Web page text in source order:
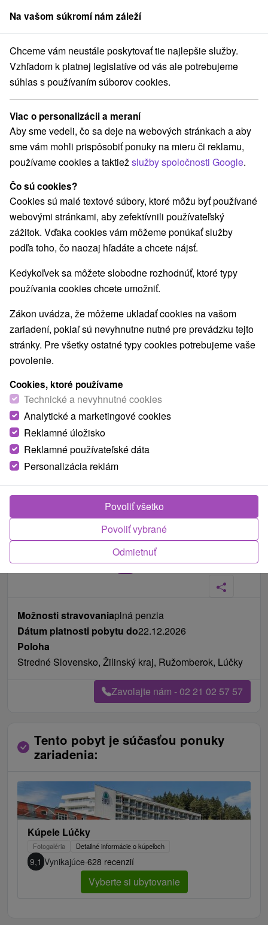
člen skupinySorger
Pobyt KLASIK: Najobľúbenejší pobyt zameraný na liečbu a
Pobyt KLASIK: Najobľúbenejší
pobyt zameraný na liečbu a
prevenciu chorôb
Kúpele Lúčky Lúčky
Navigovať do miesta
9,1 Vynikajúce 628 recenzií
Fotografie od zákazníkov+15
Možnosti stravovaniaplná penzia
Dátum platnosti pobytu do22.12.2026
Poloha
Stredné Slovensko, Žilinský kraj, Ružomberok, Lúčky
Zavolajte nám - 02 21 02 57 57
Tento pobyt je súčasťou ponuky
zariadenia:
Kúpele Lúčky
Fotogaléria Detailné informácie o kúpeľoch
9,1 Vynikajúce·628 recenzií
Vyberte si ubytovanie
Na vašom súkromí nám záleží
Chceme vám neustále poskytovať tie najlepšie služby.
Vzhľadom k platnej legislatíve od vás ale potrebujeme
súhlas s používaním súborov cookies.
Viac o personalizácii a meraní
Aby sme vedeli, čo sa deje na webových stránkach a aby
sme vám mohli prispôsobiť ponuky na mieru či reklamu,
používame cookies a taktiežslužby spoločnosti Google.
Čo sú cookies?
Cookies sú malé textové súbory, ktoré môžu byť používané
webovými stránkami, aby zefektívnili používateľský
zážitok. Vďaka cookies vám môžeme ponúkať služby
podľa toho, čo naozaj hľadáte a chcete nájsť.
Kedykoľvek sa môžete slobodne rozhodnúť, ktoré typy
používania cookies chcete umožniť.
Zákon uvádza, že môžeme ukladať cookies na vašom
zariadení, pokiaľ sú nevyhnutne nutné pre prevádzku tejto
stránky. Pre všetky ostatné typy cookies potrebujeme vaše
povolenie.
Cookies, ktoré používame
Technické a nevyhnutné cookies
Analytické a marketingové cookies
Reklamné úložisko
Reklamné používateľské dáta
Personalizácia reklám
Odmietnuť
Povoliť vybrané
Povoliť všetko